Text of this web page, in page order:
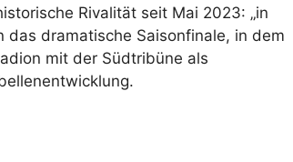
Rivalität seit Mai 2023: „in
das dramatische Saisonfinale, in dem
mit der Südtribüne als